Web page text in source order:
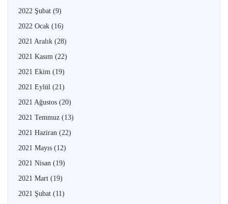
2022 Şubat (9)
2022 Ocak (16)
2021 Aralık (28)
2021 Kasım (22)
2021 Ekim (19)
2021 Eylül (21)
2021 Ağustos (20)
2021 Temmuz (13)
2021 Haziran (22)
2021 Mayıs (12)
2021 Nisan (19)
2021 Mart (19)
2021 Şubat (11)